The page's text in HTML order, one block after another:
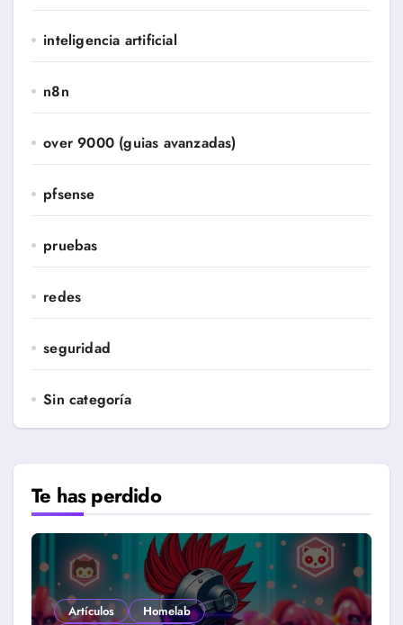
inteligencia artificial
n8n
over 9000 (guias avanzadas)
pfsense
pruebas
redes
seguridad
Sin categoría
Te has perdido
Artículos
Homelab